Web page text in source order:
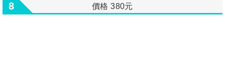
8 價格 380元